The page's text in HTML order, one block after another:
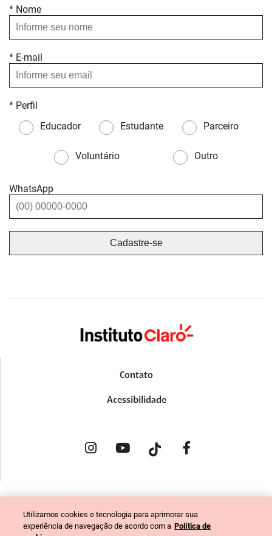
* Nome
* E-mail
* Perfil
Educador
Estudante Parceiro
Voluntário Outro
WhatsApp
Contato
Acessibilidade
PORTAL DE DENÚNCIAS
CÓDIGO DE ÉTICA (COLABORADORES)
Utilizamos cookies e tecnologia para aprimorar sua
experiência de navegação de acordo com a Política de